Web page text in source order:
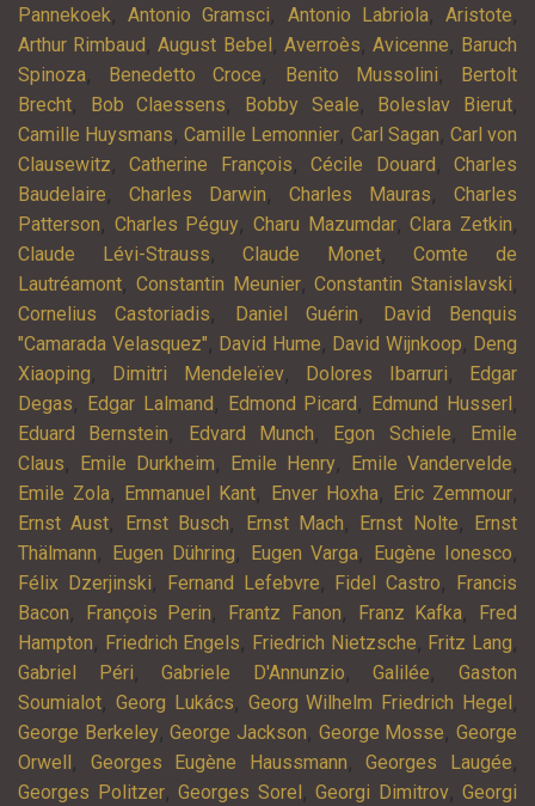
Pannekoek,Antonio Gramsci, Antonio Labriola,Aristote,
Arthur Rimbaud ,August Bebel , Averroès, Avicenne, Baruch
Spinoza, Benedetto Croce, Benito Mussolini,
Bertolt
Brecht, Bob Claessens, Bobby Seale, Boleslav Bierut,
Camille Huysmans,Camille Lemonnier, Carl Sagan, Carl von
Clausewitz,Catherine François,Cécile Douard ,Charles
Baudelaire, Charles Darwin, Charles Mauras, Charles
Patterson, Charles Péguy,Charu Mazumdar,Clara Zetkin,
Claude Lévi-Strauss,Claude Monet,Comte de
Lautréamont, Constantin Meunier,Constantin Stanislavski,
Cornelius Castoriadis, Daniel Guérin,
David Benquis
"Camarada Velasquez", David Hume, David Wijnkoop, Deng
Xiaoping, Dimitri Mendeleïev, Dolores Ibarruri,
Edgar
Degas, Edgar Lalmand , Edmond Picard , Edmund Husserl ,
Eduard Bernstein, Edvard Munch, Egon Schiele,
Emile
Claus, Emile Durkheim, Emile Henry, Emile Vandervelde,
Emile Zola, Emmanuel Kant, Enver Hoxha, Eric Zemmour,
Ernst Aust, Ernst Busch, Ernst Mach, Ernst Nolte,
Ernst
Thälmann, Eugen Dühring, Eugen Varga, Eugène Ionesco,
Félix Dzerjinski, Fernand Lefebvre, Fidel Castro,
Francis
Bacon, François Perin, Frantz Fanon, Franz Kafka,
Fred
Hampton, Friedrich Engels, Friedrich Nietzsche, Fritz Lang,
Gabriel Péri,Gabriele D'Annunzio,Galilée,Gaston
Soumialot, Georg Lukács, Georg Wilhelm Friedrich Hegel ,
George Berkeley,George Jackson, George Mosse,George
Orwell , Georges Eugène Haussmann,Georges Laugée,
Georges Politzer, Georges Sorel , Georgi Dimitrov, Georgi